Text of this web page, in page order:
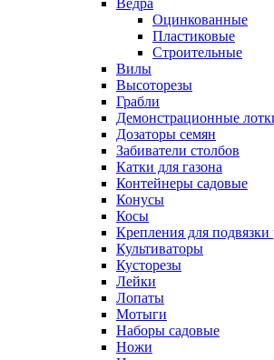
Ведра
Оцинкованные
Пластиковые
Строительные
Вилы
Высоторезы
Грабли
Демонстрационные
Дозаторы семян
Забиватели столбов
Катки для газона
Контейнеры садовые
Конусы
Косы
Крепления для подвязки
Культиваторы
Кусторезы
Лейки
Лопаты
Мотыги
Наборы садовые
Ножи